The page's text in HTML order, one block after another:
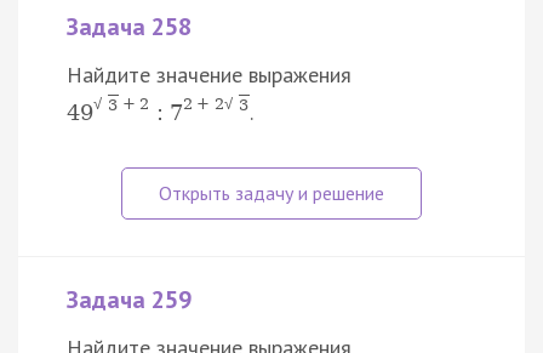
Задача 258
Найдите значение выражения
49√ 3 + 2 : 72 + 2√ 3.
Задача 259
Найдите значение выражения